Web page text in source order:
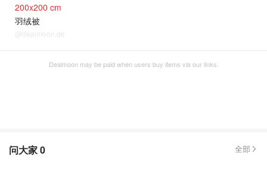
200x200 cm
羽绒被
@dealmoon.de
Dealmoon may be paid when users buy items via our links.
问大家0 全部